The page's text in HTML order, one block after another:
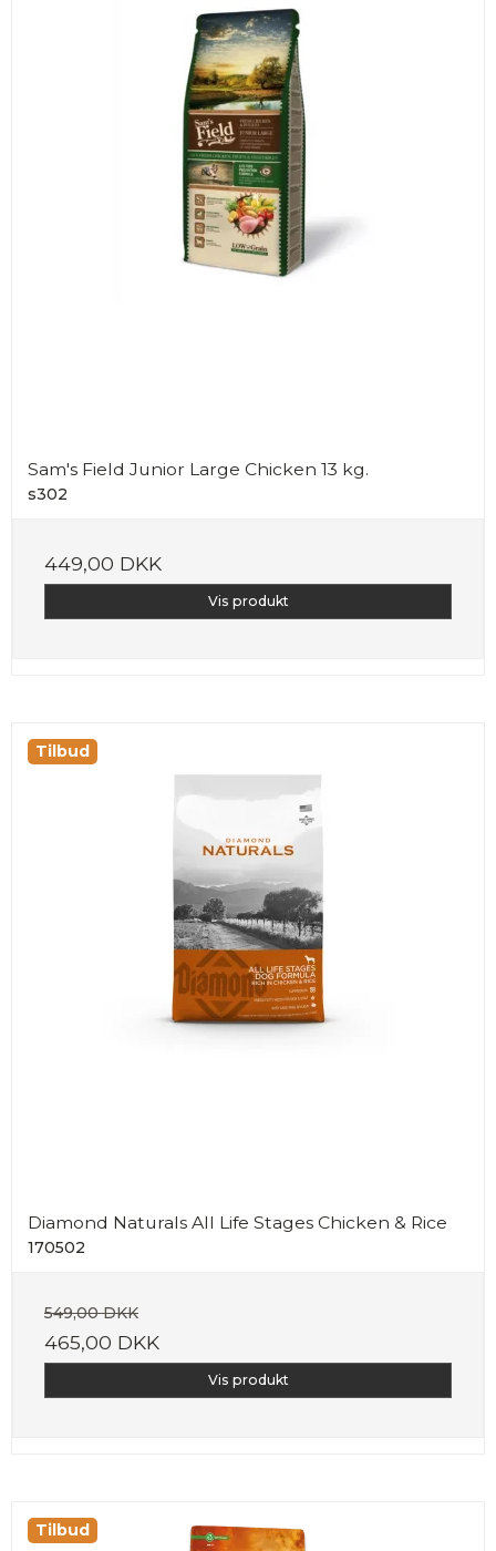
Sam's Field Junior Large Chicken 13 kg.
s302
449,00 DKK
Vis produkt
Tilbud
Diamond Naturals All Life Stages Chicken & Rice
170502
549,00 DKK
465,00 DKK
Vis produkt
Tilbud